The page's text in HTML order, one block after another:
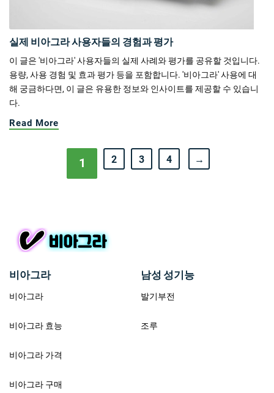
실제 비아그라 사용자들의 경험과 평가
이 글은 '비아그라' 사용자들의 실제 사례와 평가를 공유할 것입니다.
용량, 사용 경험 및 효과 평가 등을 포함합니다. '비아그라' 사용에 대
해 궁금하다면, 이 글은 유용한 정보와 인사이트를 제공할 수 있습니
다.
Read More
1 2 3 4 →
비아그라
비아그라
비아그라 효능
비아그라 가격
비아그라 구매
남성 성기능
발기부전
조루